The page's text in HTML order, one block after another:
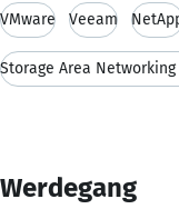
VMware Veeam
Storage Area Networking
Werdegang